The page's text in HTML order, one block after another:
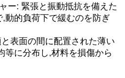
ー: 緊張と振動抵抗を備えた
動的負荷下で緩むのを防ぎ
表面の間に配置された薄い
等に分布し,材料を損傷から